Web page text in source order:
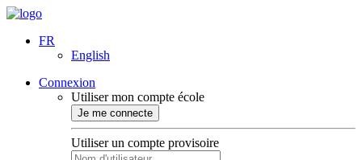
FR
English
Connexion
Utiliser mon compte école
Je me connecte
Utiliser un compte provisoire